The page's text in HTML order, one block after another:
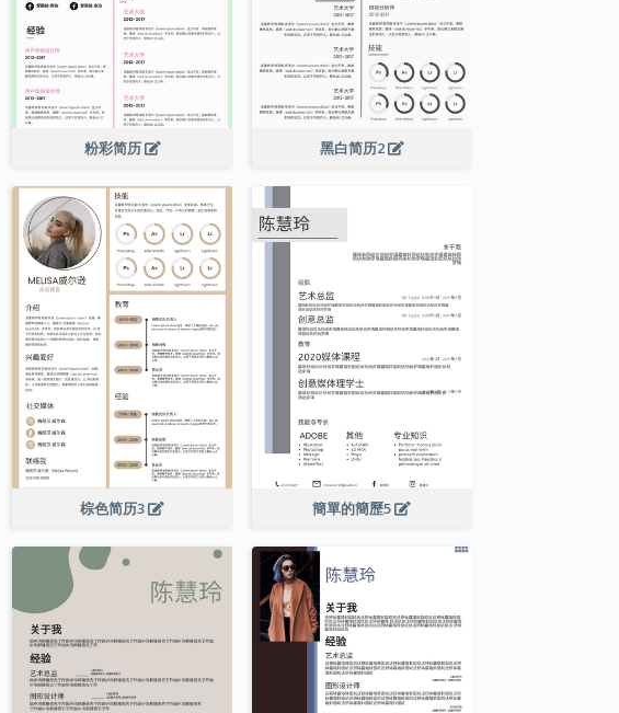
粉彩简历 黑白简历2
棕色简历3 簡單的簡歷5